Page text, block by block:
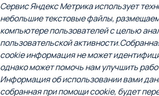
Сервис Яндекс Метрика использует
небольшие текстовые файлы,
компьютере пользователей с целью
пользовательской активности.
cookie информация не может
однако может помочь нам улучшить
Информация об использовании вами
собранная при помощи cookie, будет